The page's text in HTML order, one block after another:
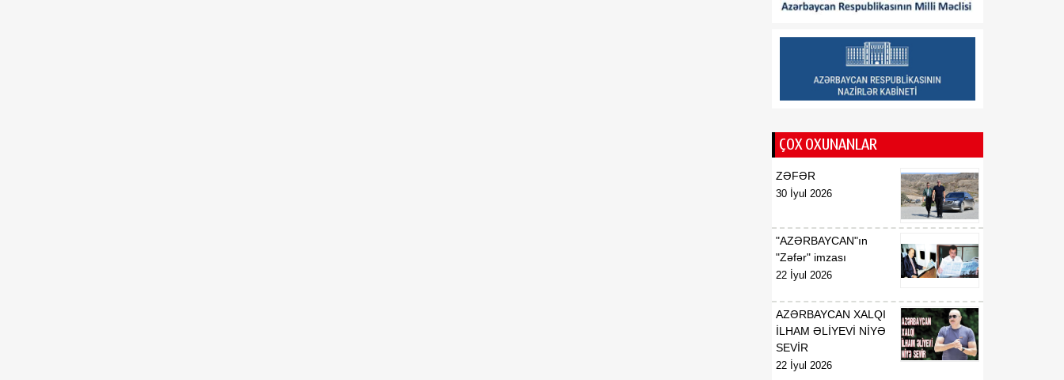
Respublikasının Pakistan
İslam Respublikasında
fövqəladə və səlahiyyətli
haqqında
Azərbaycan
Respublikasının
zamanda Bruney
Darüssalamda fövqəladə
və səlahiyyətli səfiri
vəzifəsindən geri
çağırılması haqqında
08 Avqust
X.N.Fərhadovun
Respublikasının
01:14
08 Avqust
ÇOX OXUNANLAR
ZƏFƏR
30 İyul 2026
"AZƏRBAYCAN"ın
"Zəfər" imzası
22 İyul 2026
AZƏRBAYCAN XALQI
İLHAM ƏLİYEVİ NİYƏ
SEVİR
22 İyul 2026